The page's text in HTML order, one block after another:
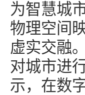
为智慧城
物理空间
虚实交融
对城市进
示，在数